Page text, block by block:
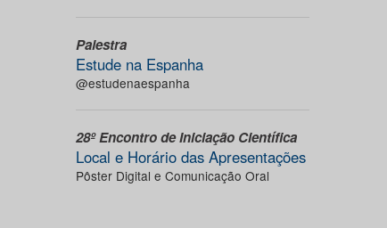
Palestra
Estude na Espanha
@estudenaespanha
28º Encontro de Iniciação Científica
Local e Horário das Apresentações
Pôster Digital e Comunicação Oral